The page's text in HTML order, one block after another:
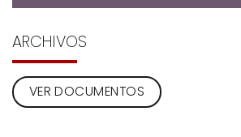
ARCHIVOS
VER DOCUMENTOS